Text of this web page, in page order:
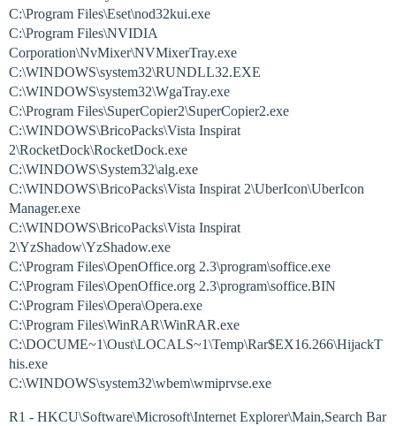
C:\Program Files\Eset\nod32kui.exe
C:\Program Files\NVIDIA
Corporation\NvMixer\NVMixerTray.exe
C:\WINDOWS\system32\RUNDLL32.EXE
C:\WINDOWS\system32\WgaTray.exe
C:\Program Files\SuperCopier2\SuperCopier2.exe
C:\WINDOWS\BricoPacks\Vista Inspirat
2\RocketDock\RocketDock.exe
C:\WINDOWS\System32\alg.exe
C:\WINDOWS\BricoPacks\Vista Inspirat 2\UberIcon\UberIcon
Manager.exe
C:\WINDOWS\BricoPacks\Vista Inspirat
2\YzShadow\YzShadow.exe
C:\Program Files\OpenOffice.org 2.3\program\soffice.exe
C:\Program Files\OpenOffice.org 2.3\program\soffice.BIN
C:\Program Files\Opera\Opera.exe
C:\Program Files\WinRAR\WinRAR.exe
C:\DOCUME~1\Oust\LOCALS~1\Temp\Rar$EX16.266\HijackT
his.exe
C:\WINDOWS\system32\wbem\wmiprvse.exe
R1 - HKCU\Software\Microsoft\Internet Explorer\Main,Search Bar